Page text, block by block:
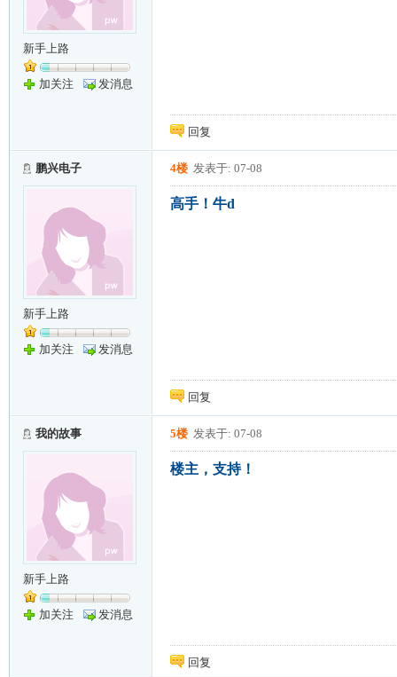
新手上路
加关注 发消息
回复
鹏兴电子
新手上路
加关注 发消息
4楼 发表于: 07-08
高手！牛d
回复
我的故事
新手上路
加关注 发消息
5楼 发表于: 07-08
楼主，支持！
回复